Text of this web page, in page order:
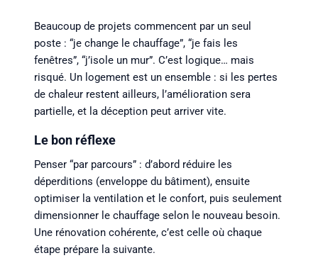
Beaucoup de projets commencent par un seul
poste : “je change le chauffage”, “je fais les
fenêtres”, “j’isole un mur”. C’est logique… mais
risqué. Un logement est un ensemble : si les pertes
de chaleur restent ailleurs, l’amélioration sera
partielle, et la déception peut arriver vite.
Le bon réflexe
Penser “par parcours” : d’abord réduire les
déperditions (enveloppe du bâtiment), ensuite
optimiser la ventilation et le confort, puis seulement
dimensionner le chauffage selon le nouveau besoin.
Une rénovation cohérente, c’est celle où chaque
étape prépare la suivante.